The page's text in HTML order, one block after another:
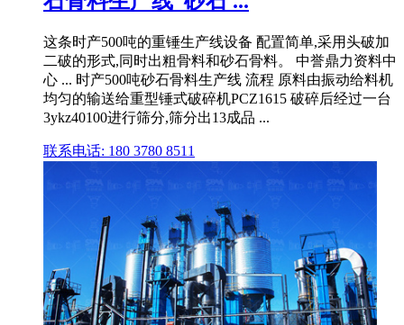
这条时产500吨的重锤生产线设备 配置简单,采用头破加
二破的形式,同时出粗骨料和砂石骨料。 中誉鼎力资料中
心 ... 时产500吨砂石骨料生产线 流程 原料由振动给料机
均匀的输送给重型锤式破碎机PCZ1615 破碎后经过一台
3ykz40100进行筛分,筛分出13成品 ...
联系电话: 180 3780 8511